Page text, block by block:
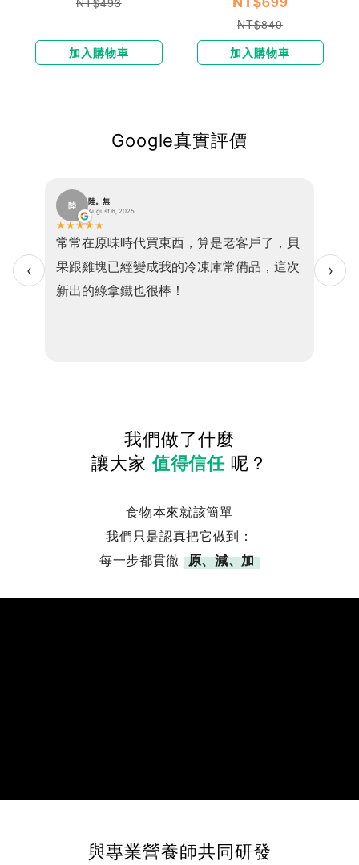
加入購物車
NT$840
加入購物車
Google真實評價
‹
陸 陸。無
August 6, 2025
★ ★ ★★ ★
常常在原味時代買東西，算是老客戶了，貝
果跟雞塊已經變成我的冷凍庫常備品，這次
新出的綠拿鐵也很棒！
感鬆
完後
›
我們做了什麼
讓大家值得信任 呢？
食物本來就該簡單
我們只是認真把它做到：
每一步都貫徹 原、減、加
與專業營養師共同研發